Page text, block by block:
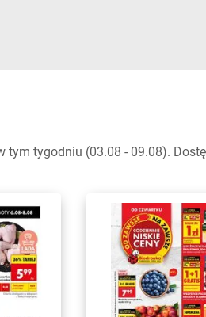
tygodniu (03.08 - 09.08).